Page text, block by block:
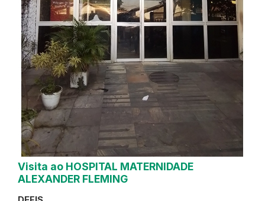
Visita ao HOSPITAL MATERNIDADE
ALEXANDER FLEMING